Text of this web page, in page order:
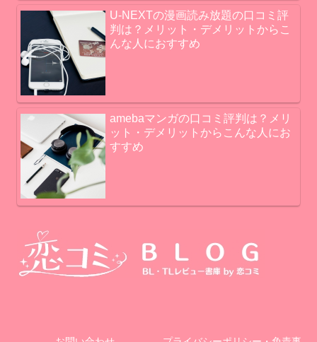
U-NEXTの漫画読み放題の口コミ評
判は？メリット・デメリットからこ
んな人におすすめ
amebaマンガの口コミ評判は？メリ
ット・デメリットからこんな人にお
すすめ